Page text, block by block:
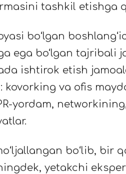
tashkil etishga
boʻlgan boshlangʻ
ega bo‘lgan tajribali
ishtirok etish
kovorking va ofis
yordam,
boʻlib, bir
yetakchi